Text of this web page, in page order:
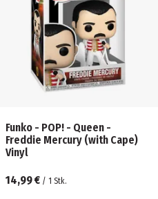
Funko - POP! - Queen -
Freddie Mercury (with Cape)
Vinyl
14,99 € / 1 Stk.